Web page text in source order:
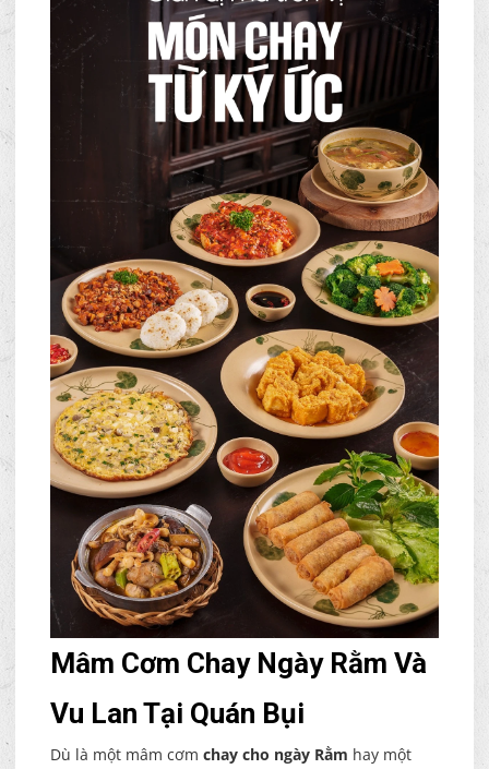
Mâm Cơm Chay Ngày Rằm Và
Vu Lan Tại Quán Bụi
Dù là một mâm cơm chay cho ngày Rằm hay một